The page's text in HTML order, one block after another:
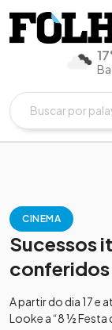
CINEMA
Sucessos
A partir do dia 17 e
Looke a “8 ½ Festa